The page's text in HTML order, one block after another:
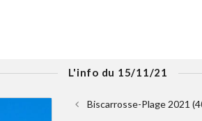
L'info du 15/11/21
Biscarrosse-Plage 2021